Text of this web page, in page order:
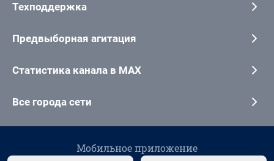
Техподдержка
Предвыборная агитация
Статистика канала в MAX
Все города сети
Мобильное приложение